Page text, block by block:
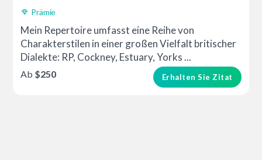
Prämie
Mein Repertoire umfasst eine Reihe von
Charakterstilen in einer großen Vielfalt britischer
Dialekte: RP, Cockney, Estuary, Yorks ...
Erhalten Sie Zitat
Ab $250